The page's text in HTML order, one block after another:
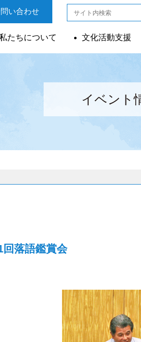
い合わせ
たちについて 文化活動支援
イベント
落語鑑賞会